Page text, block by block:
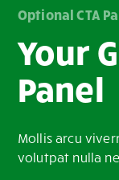
Optional CTA
Your
Panel
Mollis arcu
volutpat nulla